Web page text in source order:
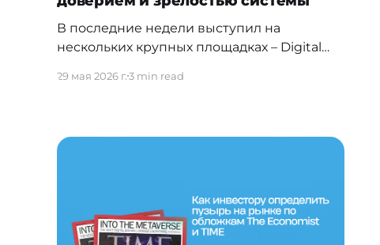
В последние недели выступил на
нескольких крупных площадках – Digital
Business Forum 2026 — где обсуждались
финансовой инфраструктуры региона. Что
же мысль: исламские финансы в
29 мая 2026 г.3 min read